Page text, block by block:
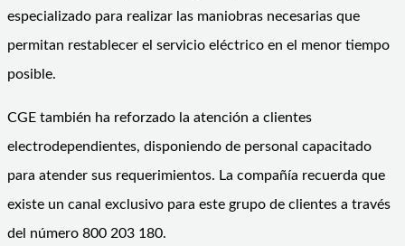
especializado para realizar las maniobras necesarias que
permitan restablecer el servicio eléctrico en el menor tiempo
posible.
CGE también ha reforzado la atención a clientes
electrodependientes, disponiendo de personal capacitado
para atender sus requerimientos. La compañía recuerda que
existe un canal exclusivo para este grupo de clientes a través
del número 800 203 180.